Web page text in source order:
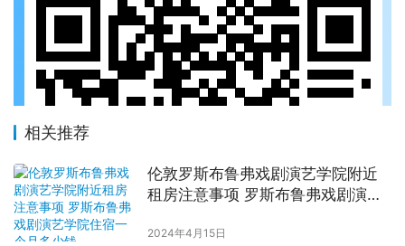
相关推荐
伦敦罗斯布鲁弗戏剧演艺学院附近
租房注意事项 罗斯布鲁弗戏剧演艺
2024年4月15日